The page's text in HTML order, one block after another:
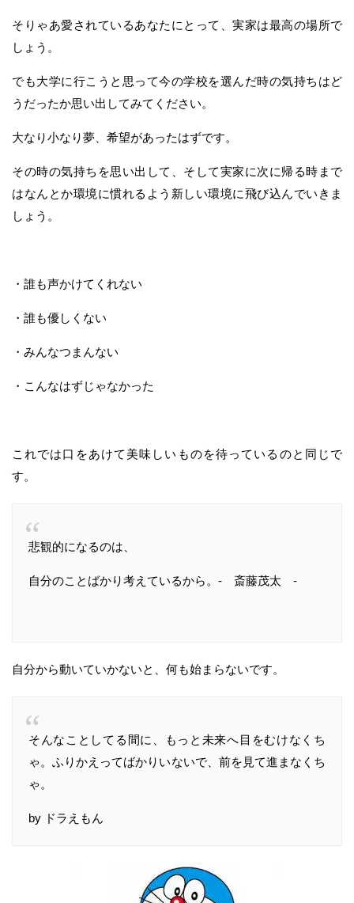
そりゃあ愛されているあなたにとって、実家は最高の場所で
しょう。
でも大学に行こうと思って今の学校を選んだ時の気持ちはど
うだったか思い出してみてください。
大なり小なり夢、希望があったはずです。
その時の気持ちを思い出して、そして実家に次に帰る時まで
はなんとか環境に慣れるよう新しい環境に飛び込んでいきま
しょう。
・誰も声かけてくれない
・誰も優しくない
・みんなつまんない
・こんなはずじゃなかった
これでは口をあけて美味しいものを待っているのと同じで
す。
悲観的になるのは、
自分のことばかり考えているから。- 斎藤茂太 -
自分から動いていかないと、何も始まらないです。
そんなことしてる間に、もっと未来へ目をむけなくち
ゃ。ふりかえってばかりいないで、前を見て進まなくち
ゃ。
by ドラえもん